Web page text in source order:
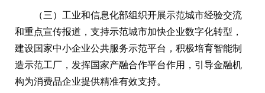
（三）工业和信息化部组织开展示范城市经验交流
和重点宣传报道，支持示范城市加快企业数字化转型，
建设国家中小企业公共服务示范平台，积极培育智能制
造示范工厂，发挥国家产融合作平台作用，引导金融机
构为消费品企业提供精准有效支持。